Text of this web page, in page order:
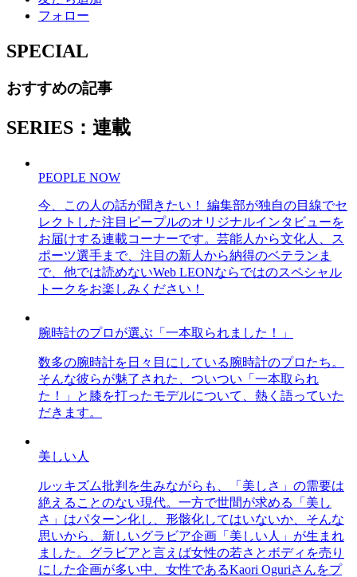
フォロー
SPECIAL
おすすめの記事
SERIES：連載
PEOPLE NOW
今、この人の話が聞きたい！ 編集部が独自の目線でセ
レクトした注目ピープルのオリジナルインタビューを
お届けする連載コーナーです。芸能人から文化人、ス
ポーツ選手まで、注目の新人から納得のベテランま
で、他では読めないWeb LEONならではのスペシャル
トークをお楽しみください！
腕時計のプロが選ぶ「一本取られました！」
数多の腕時計を日々目にしている腕時計のプロたち。
そんな彼らが魅了された、ついつい「一本取られ
た！」と膝を打ったモデルについて、熱く語っていた
だきます。
美しい人
ルッキズム批判を生みながらも、「美しさ」の需要は
絶えることのない現代。一方で世間が求める「美し
さ」はパターン化し、形骸化してはいないか、そんな
思いから、新しいグラビア企画「美しい人」が生まれ
ました。グラビアと言えば女性の若さとボディを売り
にした企画が多い中、女性であるKaori Oguriさんをプ